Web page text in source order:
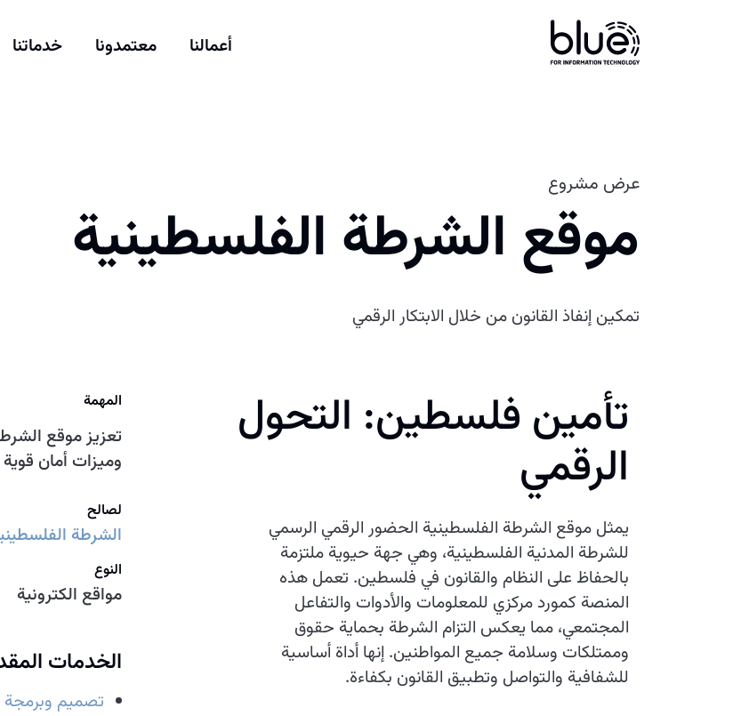
أعمالنا معتمدونا خدماتنا
عرض مشروع
موقع الشرطة الفلسطينية
تمكين إنفاذ القانون من خلال الابتكار الرقمي
تأمين فلسطين: التحول
الرقمي
يمثل موقع الشرطة الفلسطينية الحضور الرقمي الرسمي
للشرطة المدنية الفلسطينية، وهي جهة حيوية ملتزمة
بالحفاظ على النظام والقانون في فلسطين. تعمل هذه
المنصة كمورد مركزي للمعلومات والأدوات والتفاعل
المجتمعي، مما يعكس التزام الشرطة بحماية حقوق
وممتلكات وسلامة جميع المواطنين. إنها أداة أساسية
للشفافية والتواصل وتطبيق القانون بكفاءة.
المهمة
تعزيز موقع
وميزات أمان
لصالح
الشرطة
النوع
مواقع الكترونية
الخدمات
تصميم وبرمجة